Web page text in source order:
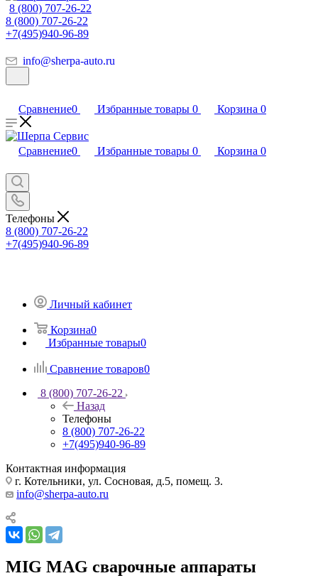
8 (800) 707-26-22
8 (800) 707-26-22
+7(495)940-96-89
info@sherpa-auto.ru
Сравнение0 Избранные товары 0 Корзина 0
Сравнение0 Избранные товары 0 Корзина 0
Телефоны
8 (800) 707-26-22
+7(495)940-96-89
Личный кабинет
Корзина0
Избранные товары0
Сравнение товаров0
8 (800) 707-26-22
Назад
Телефоны
8 (800) 707-26-22
+7(495)940-96-89
Контактная информация
г. Котельники, ул. Сосновая, д.5, помещ. 3.
info@sherpa-auto.ru
MIG MAG сварочные аппараты